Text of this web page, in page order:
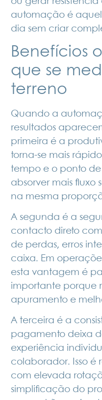
automação é
dia sem criar
Benefícios
que se
terreno
Quando a
resultados
primeira é a
torna-se mais
tempo e o ponto
absorver mais fluxo
na mesma
A segunda é a
contacto direto
de perdas, erros
caixa. Em
esta vantagem é
importante porque
apuramento e
A terceira é a
pagamento deixa
experiência
colaborador. Isso é
com elevada
simplificação do